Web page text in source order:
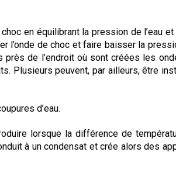
en équilibrant la pression de l’eau
l’onde de choc et faire baisser la
de l’endroit où sont créées les
Plusieurs peuvent, par ailleurs, être
d’eau.
lorsque la différence de
à un condensat et crée alors des